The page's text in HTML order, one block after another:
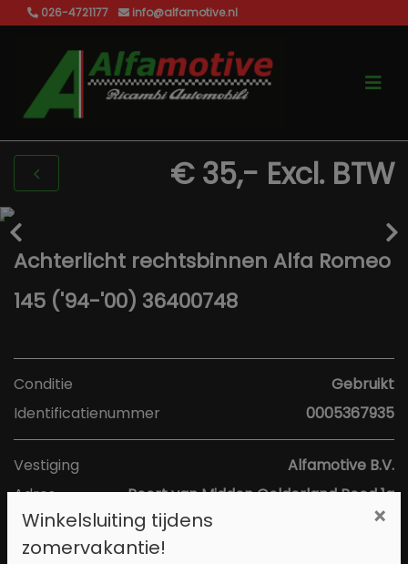
026-4721177 info@alfamotive.nl
€ 35,- Excl. BTW
Achterlicht rechtsbinnen Alfa Romeo
145 ('94-'00) 36400748
Conditie
Gebruikt
Identificatienummer
0005367935
Vestiging
Alfamotive B.V.
Adres
Poort van Midden Gelderland Rood 1a
Postcode
6666 LS
Plaats
Winkelsluiting tijdens
zomervakantie!
×